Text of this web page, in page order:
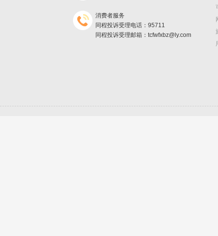
消费者服务
同程投诉受理电话：95711
同程投诉受理邮箱：tcfwfxbz@ly.com